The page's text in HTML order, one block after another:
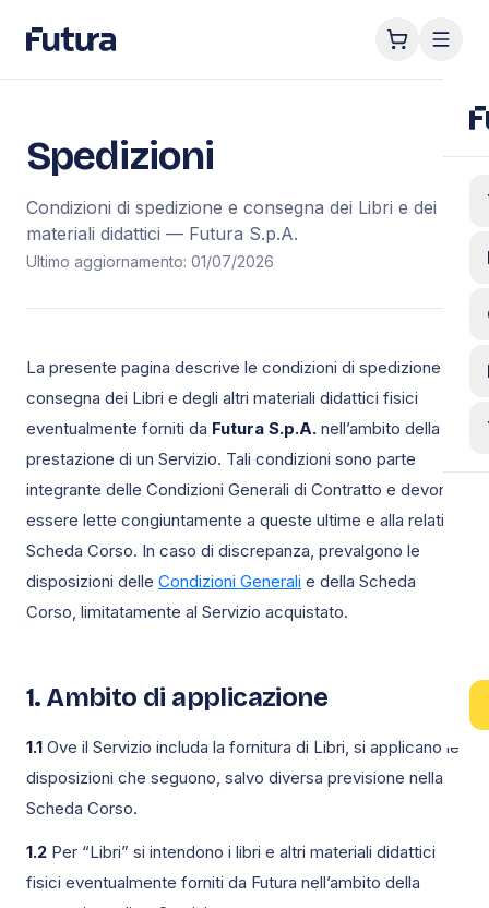
Spedizioni
Condizioni di spedizione e consegna dei Libri e dei
materiali didattici — Futura S.p.A.
Ultimo aggiornamento: 01/07/2026
La presente pagina descrive le condizioni di spedizione e
consegna dei Libri e degli altri materiali didattici fisici
eventualmente forniti da Futura S.p.A. nell’ambito della
prestazione di un Servizio. Tali condizioni sono parte
integrante delle Condizioni Generali di Contratto e devono
essere lette congiuntamente a queste ultime e alla relativa
Scheda Corso. In caso di discrepanza, prevalgono le
disposizioni delle Condizioni Generali e della Scheda
Corso, limitatamente al Servizio acquistato.
1. Ambito di applicazione
1.1 Ove il Servizio includa la fornitura di Libri, si applicano le
disposizioni che seguono, salvo diversa previsione nella
Scheda Corso.
1.2 Per “Libri” si intendono i libri e altri materiali didattici
fisici eventualmente forniti da Futura nell’ambito della